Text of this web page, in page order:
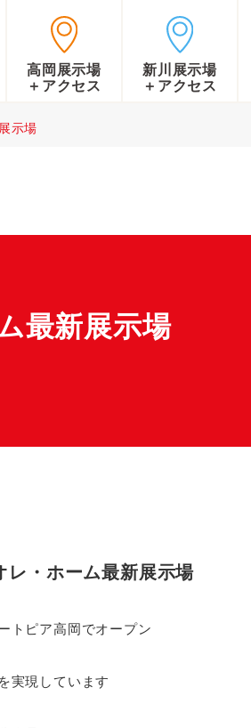
高岡展示場
＋アクセス
新川展示場
＋アクセス
示場
最新展示場
レ・ホーム最新展示場
トピア高岡でオープン
実現しています